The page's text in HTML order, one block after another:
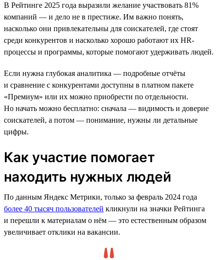
В Рейтинге 2025 года выразили желание участвовать 81%
компаний — и дело не в престиже. Им важно понять,
насколько они привлекательны для соискателей, где стоят
среди конкурентов и насколько хорошо работают их HR-
процессы и программы, которые помогают удерживать людей.
Если нужна глубокая аналитика — подробные отчёты
и сравнение с конкурентами доступны в платном пакете
«Премиум» или их можно приобрести по отдельности.
Но начать можно бесплатно: сначала — видимость и доверие
соискателей, а потом — понимание, нужны ли детальные
цифры.
Как участие помогает
находить нужных людей
По данным Яндекс Метрики, только за февраль 2024 года
более 40 тысяч пользователей кликнули на значки Рейтинга
и перешли к материалам о нём — это естественным образом
увеличивает отклики на вакансии.